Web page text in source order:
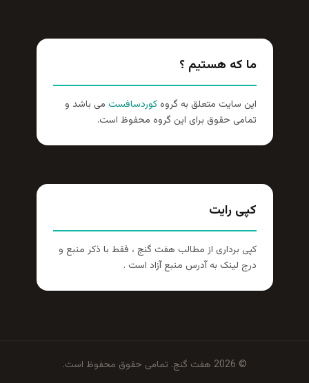
ما که هستیم ؟
این سایت متعلق به گروهکوردسافست می باشد و
تمامی حقوق برای این گروه محفوظ است.
کپی رایت
کپی برداری از مطالب هفت گنج ، فقط با ذکر منبع و
درج لینک به آدرس منبع آزاد است .
© 2026 هفت گنج. تمامی حقوق محفوظ است.